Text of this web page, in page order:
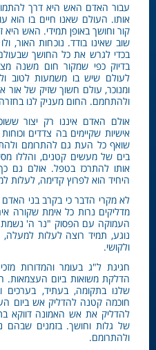
עבור האדם האש היא דרך
אותו. העולם שאנו חיים בו
קור וחושך באופן תמידי. האש
שוב שאינו בודד. נוכחות האור,
בכדי לגרש את כל החושך
בדיוק כפי שמקור חום משנה
לעולם שיש בו משמעות לטוב
ומנוכר, עולם חשוך שזיק של אור
ולהתחמם. החום מעניק לנו
אולם האדם איננו רק יצור
אישיות שקיימים בה צדדים
שואף כל העת גם להתרומם
בים של מעשים קטנים, והללו
אותו להתרכז בטפל. אולם גם
היחיד הוא לפרוץ קדימה,
לא מקרי הדבר כי בקרב בני האדם
מדליקים נרות כל אימת שקורה
העמוקה עם הפסוק "נר ה'
נוגע, תמיד רוצה לעלות
ולקושי.
חגיגת ל"ג בעומר והמדורות
הדלקת משואות ביום
שלנו בתקומה, בעתיד, בערכים
חוכמה קטנה להדליק אש ביום
להדליק את אש האמונה דווקא
של גלות וחושך. בזמנים שבהם
ולהתרומם.